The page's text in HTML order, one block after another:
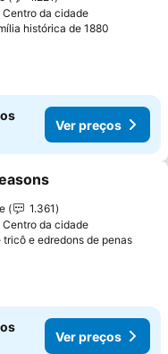
Centro da cidade
histórica de 1880
Ver preços
aos favoritos
1.361
Centro da cidade
tricô e edredons de penas
Ver preços